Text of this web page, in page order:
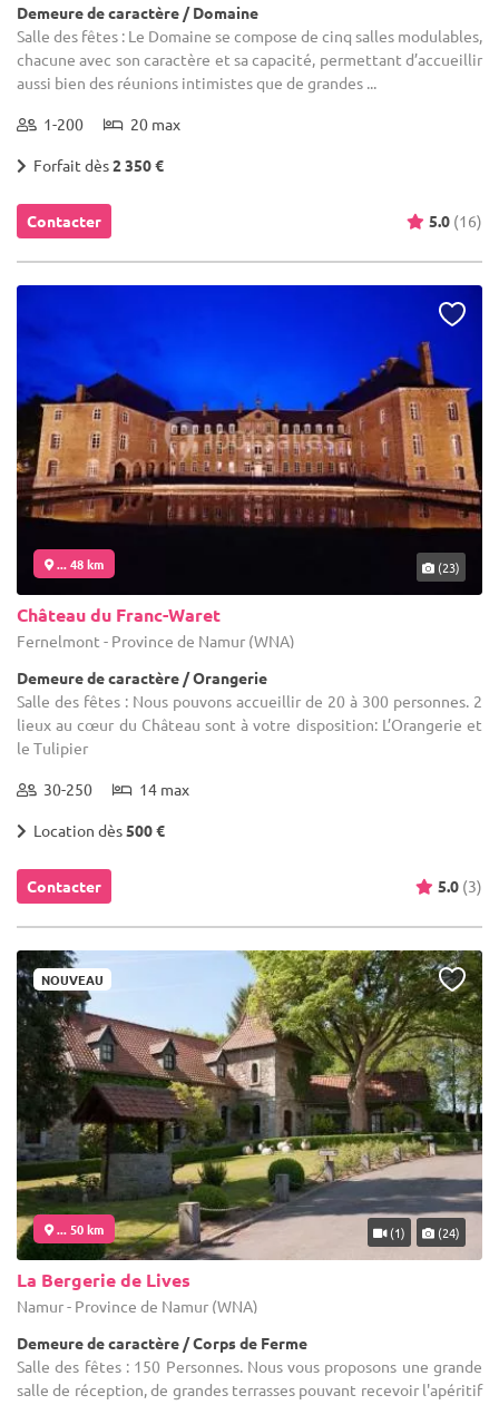
Demeure de caractère / Domaine
Salle des fêtes : Le Domaine se compose de cinq salles modulables,
chacune avec son caractère et sa capacité, permettant d’accueillir
aussi bien des réunions intimistes que de grandes ...
1-200 20 max
Forfait dès2 350 €
Contacter 5.0 (16)
... 48 km (23)
Château du Franc-Waret
Fernelmont - Province de Namur (WNA)
Demeure de caractère / Orangerie
Salle des fêtes : Nous pouvons accueillir de 20 à 300 personnes. 2
lieux au cœur du Château sont à votre disposition: L’Orangerie et
le Tulipier
30-250 14 max
Location dès500 €
Contacter 5.0 (3)
NOUVEAU
... 50 km (1) (24)
La Bergerie de Lives
Namur - Province de Namur (WNA)
Demeure de caractère / Corps de Ferme
Salle des fêtes : 150 Personnes. Nous vous proposons une grande
salle de réception, de grandes terrasses pouvant recevoir l'apéritif